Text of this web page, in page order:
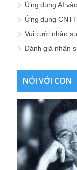
Ứng dụng AI
Ứng dụng
Vui cười nhân sự
Đánh giá nhân
NÓI VỚI CON